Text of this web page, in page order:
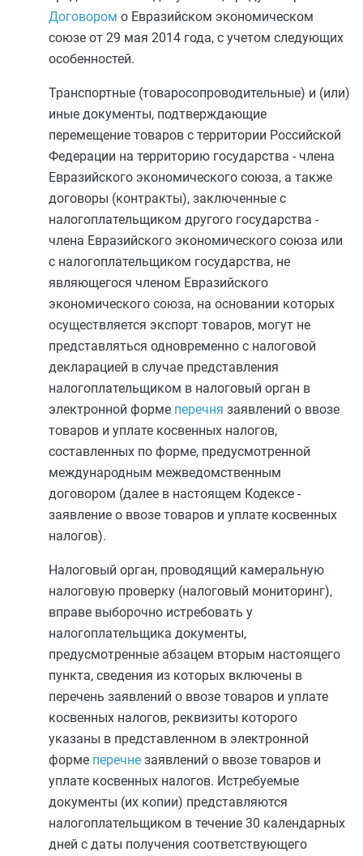
Договором о Евразийском экономическом
союзе от 29 мая 2014 года, с учетом следующих
особенностей.
Транспортные (товаросопроводительные) и (или)
иные документы, подтверждающие
перемещение товаров с территории Российской
Федерации на территорию государства - члена
Евразийского экономического союза, а также
договоры (контракты), заключенные с
налогоплательщиком другого государства -
члена Евразийского экономического союза или
с налогоплательщиком государства, не
являющегося членом Евразийского
экономического союза, на основании которых
осуществляется экспорт товаров, могут не
представляться одновременно с налоговой
декларацией в случае представления
налогоплательщиком в налоговый орган в
электронной форме перечня заявлений о ввозе
товаров и уплате косвенных налогов,
составленных по форме, предусмотренной
международным межведомственным
договором (далее в настоящем Кодексе -
заявление о ввозе товаров и уплате косвенных
налогов).
Налоговый орган, проводящий камеральную
налоговую проверку (налоговый мониторинг),
вправе выборочно истребовать у
налогоплательщика документы,
предусмотренные абзацем вторым настоящего
пункта, сведения из которых включены в
перечень заявлений о ввозе товаров и уплате
косвенных налогов, реквизиты которого
указаны в представленном в электронной
форме перечне заявлений о ввозе товаров и
уплате косвенных налогов. Истребуемые
документы (их копии) представляются
налогоплательщиком в течение 30 календарных
дней с даты получения соответствующего